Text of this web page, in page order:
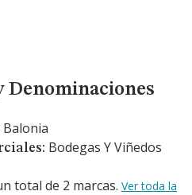
Comerciales
Denominaciones
Balonia
Bodegas Y Viñedos
total de 2 marcas. Ver toda la